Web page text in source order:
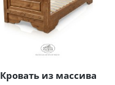
Кровать из массива